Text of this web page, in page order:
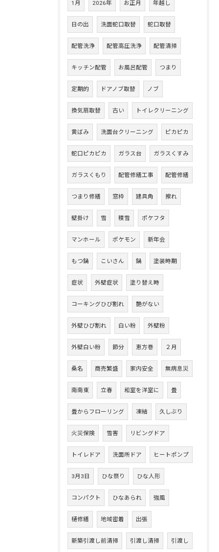
1月 2026年 お正月 年越し
日の出 洗面蛇口取替 蛇口取替
配管洗浄 配管高圧洗浄 配管清掃
キッチン配管 お風呂配管 つまり
定期的 ドアノブ取替 ノブ
換気扇取替 古い トイレクリーニング
黄ばみ 洗面台クリーニング ピカピカ
蛇口ピカピカ ガラス台 ガラスくすみ
ガラスくもり 配管修繕工事 配管修繕
つまり修繕 窓枠 建具角 擦れ
壁掛け 雪 積雪 ポケフタ
マンホール ポケモン 新年会
もつ鍋 こいさん 鍋 塗装時期
症状 外壁症状 塗り替え時
コーキングひび割れ 艶がない
外壁ひび割れ 白い粉 外壁粉
外壁白い粉 節分 恵方巻 ２月
桑名 商売繁盛 家内安全 無病息災
南南東 立春 和室を洋室に 畳
畳からフローリング 凍結 久しぶり
火災保険 雪害 リビングドア
トイレドア 洗面所ドア ヒートポンプ
3月3日 ひな祭り ひな人形
コンパクト ひなあられ 強風
樋修繕 地域密着 出張
新築引渡し前清掃 引渡し清掃 引渡し